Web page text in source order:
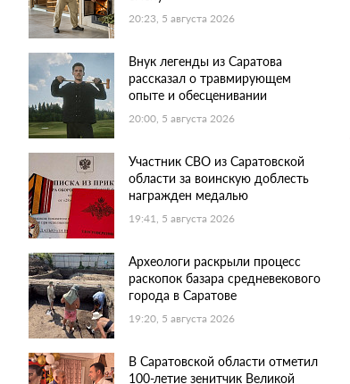
20:23, 5 августа 2026
Внук легенды из Саратова
рассказал о травмирующем
опыте и обесценивании
20:00, 5 августа 2026
Участник СВО из Саратовской
области за воинскую доблесть
награжден медалью
19:41, 5 августа 2026
Археологи раскрыли процесс
раскопок базара средневекового
города в Саратове
19:20, 5 августа 2026
В Саратовской области отметил
100-летие зенитчик Великой